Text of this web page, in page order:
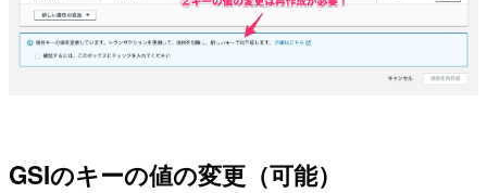
GSIのキーの値の変更（可能）